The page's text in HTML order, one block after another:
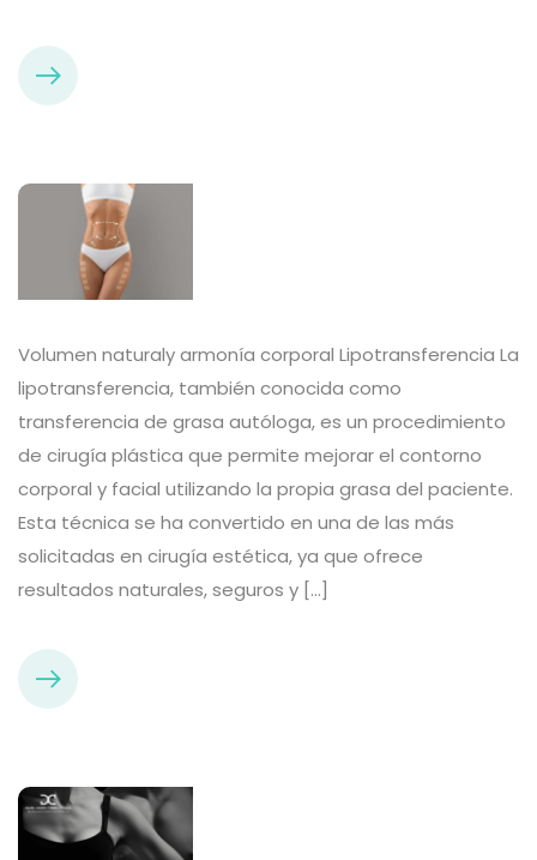
Volumen naturaly armonía corporal Lipotransferencia La
lipotransferencia, también conocida como
transferencia de grasa autóloga, es un procedimiento
de cirugía plástica que permite mejorar el contorno
corporal y facial utilizando la propia grasa del paciente.
Esta técnica se ha convertido en una de las más
solicitadas en cirugía estética, ya que ofrece
resultados naturales, seguros y […]